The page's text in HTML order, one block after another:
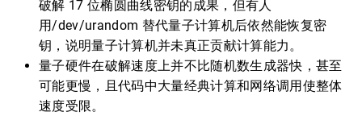
破解 17 位椭圆曲线密钥的成果，但有人
用/dev/urandom 替代量子计算机后依然能恢复密
钥，说明量子计算机并未真正贡献计算能力。
量子硬件在破解速度上并不比随机数生成器快，甚至
可能更慢，且代码中大量经典计算和网络调用使整体
速度受限。